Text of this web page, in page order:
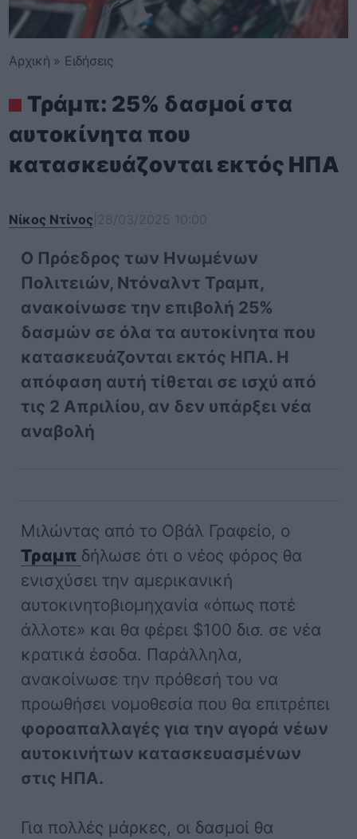
Αρχική » Ειδήσεις
Τράμπ: 25% δασμοί στα
αυτοκίνητα που
κατασκευάζονται εκτός ΗΠΑ
Νίκος Ντίνος
Ο Πρόεδρος των Ηνωμένων
Πολιτειών, Ντόναλντ Τραμπ,
ανακοίνωσε την επιβολή 25%
δασμών σε όλα τα αυτοκίνητα που
κατασκευάζονται εκτός ΗΠΑ. Η
απόφαση αυτή τίθεται σε ισχύ από
τις 2 Απριλίου, αν δεν υπάρξει νέα
αναβολή
Μιλώντας από το Οβάλ Γραφείο, ο
Τραμπ δήλωσε ότι ο νέος φόρος θα
ενισχύσει την αμερικανική
αυτοκινητοβιομηχανία «όπως ποτέ
άλλοτε» και θα φέρει $100 δισ. σε νέα
κρατικά έσοδα. Παράλληλα,
ανακοίνωσε την πρόθεσή του να
προωθήσει νομοθεσία που θα επιτρέπει
φοροαπαλλαγές για την αγορά νέων
αυτοκινήτων κατασκευασμένων
στις ΗΠΑ.
Για πολλές μάρκες, οι δασμοί θα